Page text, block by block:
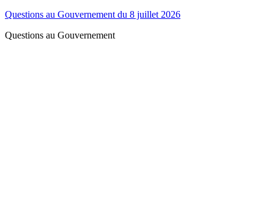
Questions au Gouvernement du 8 juillet 2026
Questions au Gouvernement